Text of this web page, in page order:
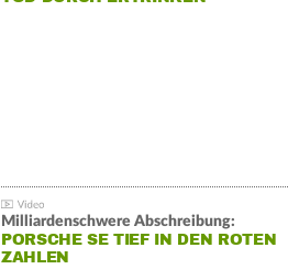
Milliardenschwere Abschreibung:
PORSCHE SE TIEF IN DEN ROTEN
ZAHLEN